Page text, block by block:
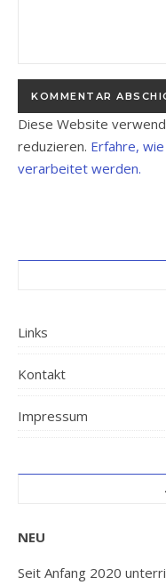
Diese Website
reduzieren. Erfahre,
verarbeitet werden.
Links
Kontakt
Impressum
NEU
Seit Anfang 2020